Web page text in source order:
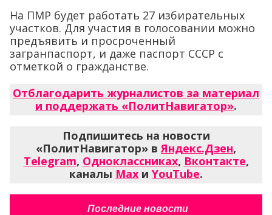
На ПМР будет работать 27 избирательных
участков. Для участия в голосовании можно
предъявить и просроченный
загранпаспорт, и даже паспорт СССР с
отметкой о гражданстве.
Отблагодарить журналистов за материал
и поддержать «ПолитНавигатор».
Подпишитесь на новости
«ПолитНавигатор» вЯндекс.Дзен,
Telegram, Одноклассниках, Вконтакте,
каналы Max и YouTube.
Последние новости